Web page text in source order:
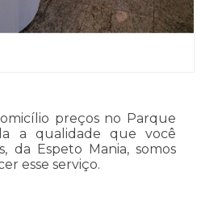
preços no Parque
a qualidade que você
da Espeto Mania, somos
esse serviço.